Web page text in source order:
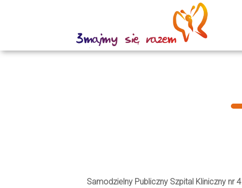
Samodzielny Publiczny Szpital Kliniczny nr